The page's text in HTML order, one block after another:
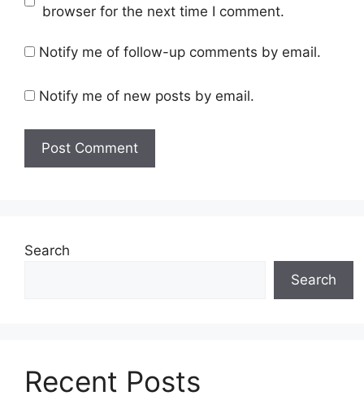
browser for the next time I comment.
Notify me of follow-up comments by email.
Notify me of new posts by email.
Search
Search
Recent Posts